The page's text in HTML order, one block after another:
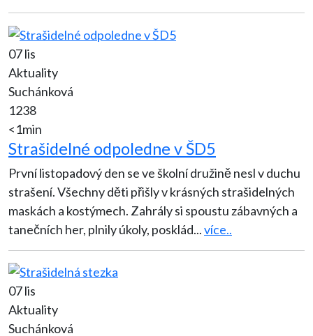
07 lis
Aktuality
Suchánková
1238
<1min
Strašidelné odpoledne v ŠD5
První listopadový den se ve školní družině nesl v duchu
strašení. Všechny děti přišly v krásných strašidelných
maskách a kostýmech. Zahrály si spoustu zábavných a
tanečních her, plnily úkoly, posklád...více..
07 lis
Aktuality
Suchánková